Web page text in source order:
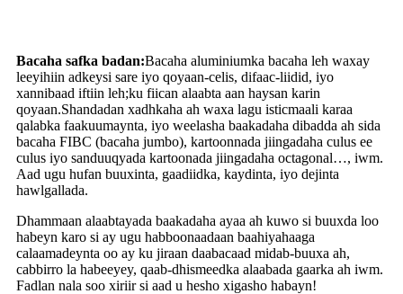
Bacaha safka badan:Bacaha aluminiumka bacaha leh waxay
leeyihiin adkeysi sare iyo qoyaan-celis, difaac-liidid, iyo
xannibaad iftiin leh;ku fiican alaabta aan haysan karin
qoyaan.Shandadan xadhkaha ah waxa lagu isticmaali karaa
qalabka faakuumaynta, iyo weelasha baakadaha dibadda ah sida
bacaha FIBC (bacaha jumbo), kartoonnada jiingadaha culus ee
culus iyo sanduuqyada kartoonada jiingadaha octagonal…, iwm.
Aad ugu hufan buuxinta, gaadiidka, kaydinta, iyo dejinta
hawlgallada.
Dhammaan alaabtayada baakadaha ayaa ah kuwo si buuxda loo
habeyn karo si ay ugu habboonaadaan baahiyahaaga
calaamadeynta oo ay ku jiraan daabacaad midab-buuxa ah,
cabbirro la habeeyey, qaab-dhismeedka alaabada gaarka ah iwm.
Fadlan nala soo xiriir si aad u hesho xigasho habayn!